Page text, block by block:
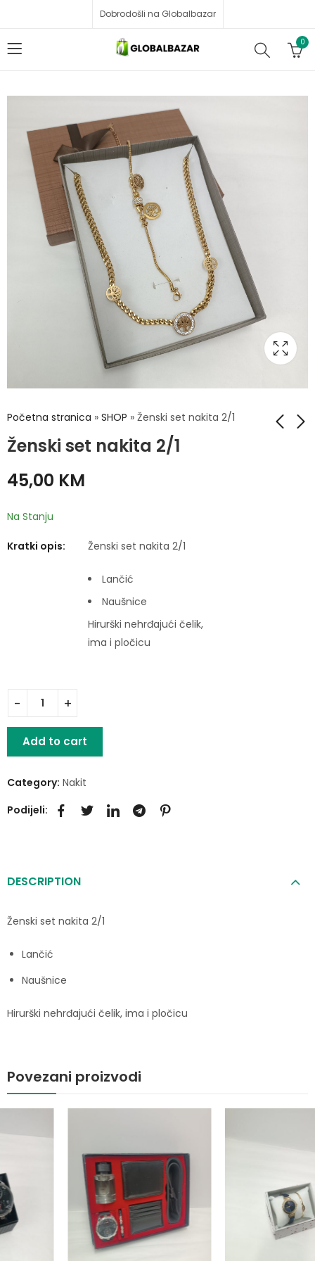
Dobrodošli na Globalbazar
0
Početna stranica » SHOP » Ženski set nakita 2/1
Ženski set nakita 2/1
45,00 KM
Na Stanju
Kratki opis: Ženski set nakita 2/1
Lančić
Naušnice
Hirurški nehrđajući čelik,
ima i pločicu
Add to cart
Category: Nakit
Podijeli:
DESCRIPTION
Ženski set nakita 2/1
Lančić
Naušnice
Hirurški nehrđajući čelik, ima i pločicu
Povezani proizvodi